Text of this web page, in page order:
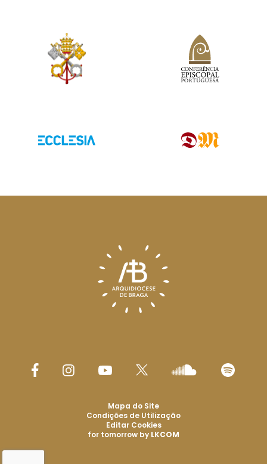
Mapa do Site
Condições de Utilização
Editar Cookies
for tomorrow by LKCOM